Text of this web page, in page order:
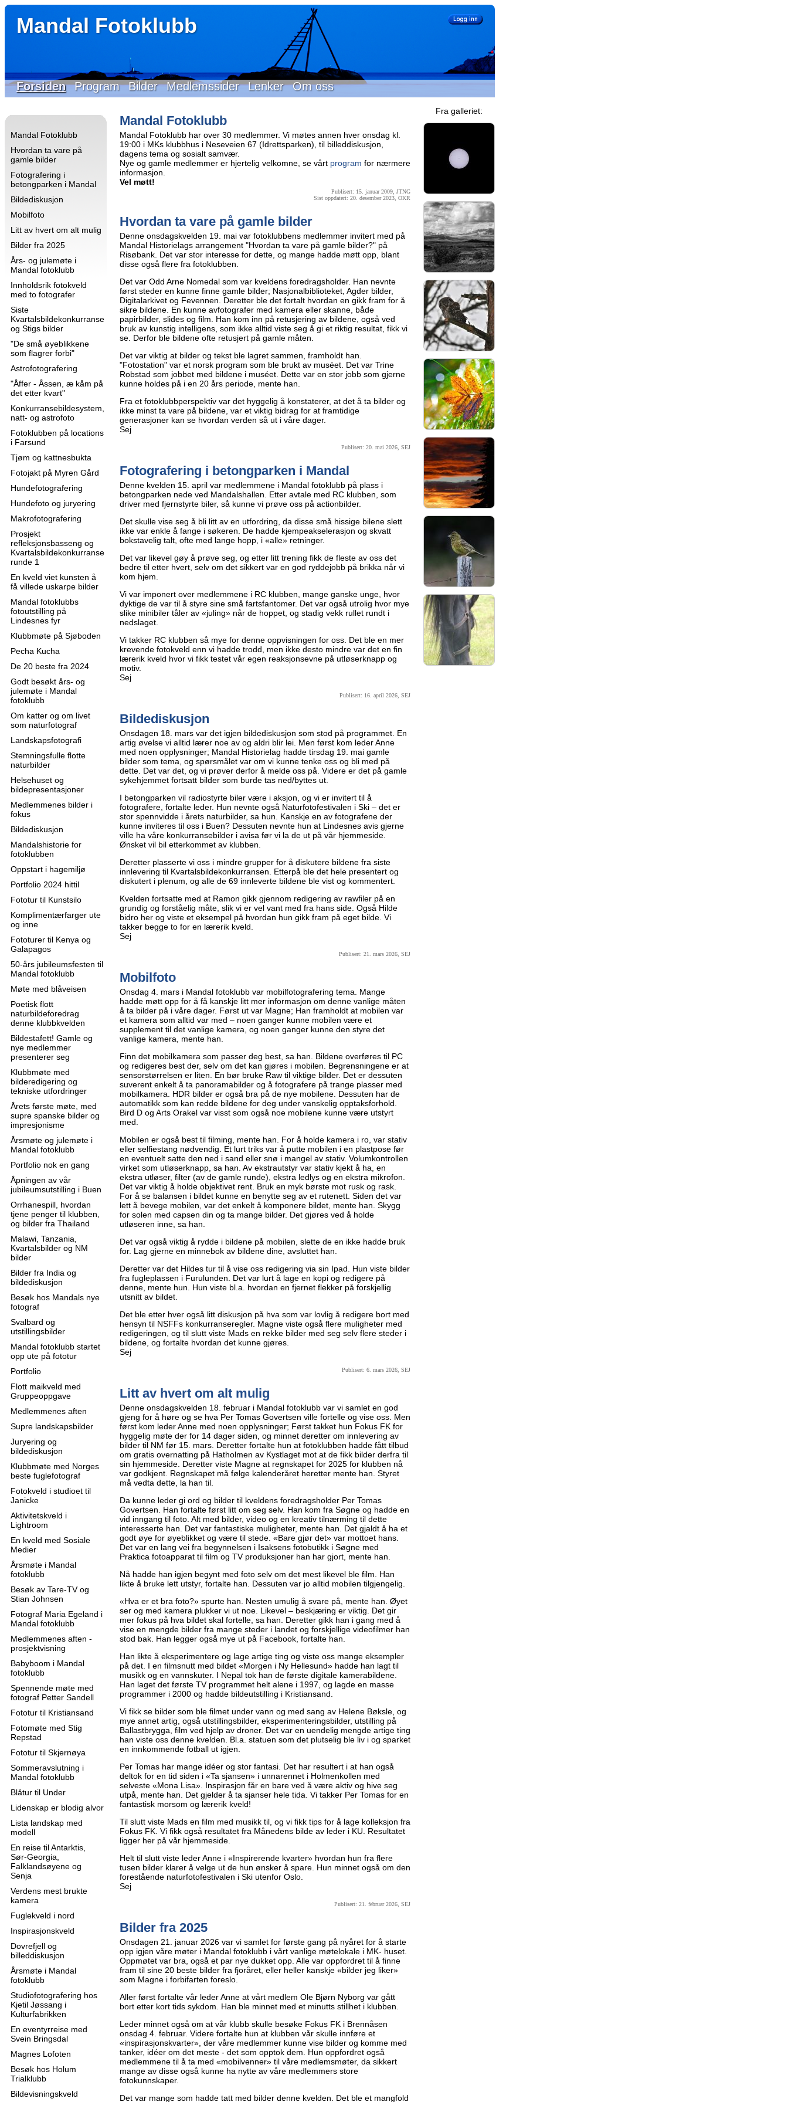
Mandal Fotoklubb
Forsiden Program Bilder Medlemssider Lenker Om oss
Mandal Fotoklubb
Hvordan ta vare på
gamle bilder
Fotografering i
betongparken i Mandal
Bildediskusjon
Mobilfoto
Litt av hvert om alt mulig
Bilder fra 2025
Års- og julemøte i
Mandal fotoklubb
Innholdsrik fotokveld
med to fotografer
Siste
Kvartalsbildekonkurranse
og Stigs bilder
"De små øyeblikkene
som flagrer forbi"
Astrofotografering
"Åffer - Åssen, æ kåm på
det etter kvart"
Konkurransebildesystem,
natt- og astrofoto
Fotoklubben på locations
i Farsund
Tjøm og kattnesbukta
Fotojakt på Myren Gård
Hundefotografering
Hundefoto og juryering
Makrofotografering
Prosjekt
refleksjonsbasseng og
Kvartalsbildekonkurranse
runde 1
En kveld viet kunsten å
få villede uskarpe bilder
Mandal fotoklubbs
fotoutstilling på
Lindesnes fyr
Klubbmøte på Sjøboden
Pecha Kucha
De 20 beste fra 2024
Godt besøkt års- og
julemøte i Mandal
fotoklubb
Om katter og om livet
som naturfotograf
Landskapsfotografi
Stemningsfulle flotte
naturbilder
Helsehuset og
bildepresentasjoner
Medlemmenes bilder i
fokus
Bildediskusjon
Mandalshistorie for
fotoklubben
Oppstart i hagemiljø
Portfolio 2024 hittil
Fototur til Kunstsilo
Komplimentærfarger ute
og inne
Fototurer til Kenya og
Galapagos
50-års jubileumsfesten til
Mandal fotoklubb
Møte med blåveisen
Poetisk flott
naturbildeforedrag
denne klubbkvelden
Bildestafett! Gamle og
nye medlemmer
presenterer seg
Klubbmøte med
bilderedigering og
tekniske utfordringer
Årets første møte, med
supre spanske bilder og
impresjonisme
Årsmøte og julemøte i
Mandal fotoklubb
Portfolio nok en gang
Åpningen av vår
jubileumsutstilling i Buen
Orrhanespill, hvordan
tjene penger til klubben,
og bilder fra Thailand
Malawi, Tanzania,
Kvartalsbilder og NM
bilder
Bilder fra India og
bildediskusjon
Besøk hos Mandals nye
fotograf
Svalbard og
utstillingsbilder
Mandal fotoklubb startet
opp ute på fototur
Portfolio
Flott maikveld med
Gruppeoppgave
Medlemmenes aften
Supre landskapsbilder
Juryering og
bildediskusjon
Klubbmøte med Norges
beste fuglefotograf
Fotokveld i studioet til
Janicke
Aktivitetskveld i
Lightroom
En kveld med Sosiale
Medier
Årsmøte i Mandal
fotoklubb
Besøk av Tare-TV og
Stian Johnsen
Fotograf Maria Egeland i
Mandal fotoklubb
Medlemmenes aften -
prosjektvisning
Babyboom i Mandal
fotoklubb
Spennende møte med
fotograf Petter Sandell
Fototur til Kristiansand
Fotomøte med Stig
Repstad
Fototur til Skjernøya
Sommeravslutning i
Mandal fotoklubb
Blåtur til Under
Lidenskap er blodig alvor
Lista landskap med
modell
En reise til Antarktis,
Sør-Georgia,
Falklandsøyene og
Senja
Verdens mest brukte
kamera
Fuglekveld i nord
Inspirasjonskveld
Dovrefjell og
billeddiskusjon
Årsmøte i Mandal
fotoklubb
Studiofotografering hos
Kjetil Jøssang i
Kulturfabrikken
En eventyrreise med
Svein Bringsdal
Magnes Lofoten
Besøk hos Holum
Trialklubb
Bildevisningskveld
Mandal Fotoklubb
Mandal Fotoklubb har over 30 medlemmer. Vi møtes annen hver onsdag kl.
19:00 i MKs klubbhus i Neseveien 67 (Idrettsparken), til billeddiskusjon,
dagens tema og sosialt samvær.
Nye og gamle medlemmer er hjertelig velkomne, se vårt program for nærmere
informasjon.
Vel møtt!
Publisert: 15. januar 2009, JTNG
Sist oppdatert: 20. desember 2023, OKR
Hvordan ta vare på gamle bilder
Denne onsdagskvelden 19. mai var fotoklubbens medlemmer invitert med på
Mandal Historielags arrangement "Hvordan ta vare på gamle bilder?" på
Risøbank. Det var stor interesse for dette, og mange hadde møtt opp, blant
disse også flere fra fotoklubben.
Det var Odd Arne Nomedal som var kveldens foredragsholder. Han nevnte
først steder en kunne finne gamle bilder; Nasjonalbiblioteket, Agder bilder,
Digitalarkivet og Fevennen. Deretter ble det fortalt hvordan en gikk fram for å
sikre bildene. En kunne avfotografer med kamera eller skanne, både
papirbilder, slides og film. Han kom inn på retusjering av bildene, også ved
bruk av kunstig intelligens, som ikke alltid viste seg å gi et riktig resultat, fikk vi
se. Derfor ble bildene ofte retusjert på gamle måten.
Det var viktig at bilder og tekst ble lagret sammen, framholdt han.
"Fotostation" var et norsk program som ble brukt av muséet. Det var Trine
Robstad som jobbet med bildene i muséet. Dette var en stor jobb som gjerne
kunne holdes på i en 20 års periode, mente han.
Fra et fotoklubbperspektiv var det hyggelig å konstaterer, at det å ta bilder og
ikke minst ta vare på bildene, var et viktig bidrag for at framtidige
generasjoner kan se hvordan verden så ut i våre dager.
Sej
Publisert: 20. mai 2026, SEJ
Fotografering i betongparken i Mandal
Denne kvelden 15. april var medlemmene i Mandal fotoklubb på plass i
betongparken nede ved Mandalshallen. Etter avtale med RC klubben, som
driver med fjernstyrte biler, så kunne vi prøve oss på actionbilder.
Det skulle vise seg å bli litt av en utfordring, da disse små hissige bilene slett
ikke var enkle å fange i søkeren. De hadde kjempeakselerasjon og skvatt
bokstavelig talt, ofte med lange hopp, i «alle» retninger.
Det var likevel gøy å prøve seg, og etter litt trening fikk de fleste av oss det
bedre til etter hvert, selv om det sikkert var en god ryddejobb på brikka når vi
kom hjem.
Vi var imponert over medlemmene i RC klubben, mange ganske unge, hvor
dyktige de var til å styre sine små fartsfantomer. Det var også utrolig hvor mye
slike minibiler tåler av «juling» når de hoppet, og stadig vekk rullet rundt i
nedslaget.
Vi takker RC klubben så mye for denne oppvisningen for oss. Det ble en mer
krevende fotokveld enn vi hadde trodd, men ikke desto mindre var det en fin
lærerik kveld hvor vi fikk testet vår egen reaksjonsevne på utløserknapp og
motiv.
Sej
Publisert: 16. april 2026, SEJ
Bildediskusjon
Onsdagen 18. mars var det igjen bildediskusjon som stod på programmet. En
artig øvelse vi alltid lærer noe av og aldri blir lei. Men først kom leder Anne
med noen opplysninger; Mandal Historielag hadde tirsdag 19. mai gamle
bilder som tema, og spørsmålet var om vi kunne tenke oss og bli med på
dette. Det var det, og vi prøver derfor å melde oss på. Videre er det på gamle
sykehjemmet fortsatt bilder som burde tas ned/byttes ut.
I betongparken vil radiostyrte biler være i aksjon, og vi er invitert til å
fotografere, fortalte leder. Hun nevnte også Naturfotofestivalen i Ski – det er
stor spennvidde i årets naturbilder, sa hun. Kanskje en av fotografene der
kunne inviteres til oss i Buen? Dessuten nevnte hun at Lindesnes avis gjerne
ville ha våre konkurransebilder i avisa før vi la de ut på vår hjemmeside.
Ønsket vil bil etterkommet av klubben.
Deretter plasserte vi oss i mindre grupper for å diskutere bildene fra siste
innlevering til Kvartalsbildekonkurransen. Etterpå ble det hele presentert og
diskutert i plenum, og alle de 69 innleverte bildene ble vist og kommentert.
Kvelden fortsatte med at Ramon gikk gjennom redigering av rawfiler på en
grundig og forståelig måte, slik vi er vel vant med fra hans side. Også Hilde
bidro her og viste et eksempel på hvordan hun gikk fram på eget bilde. Vi
takker begge to for en lærerik kveld.
Sej
Publisert: 21. mars 2026, SEJ
Mobilfoto
Onsdag 4. mars i Mandal fotoklubb var mobilfotografering tema. Mange
hadde møtt opp for å få kanskje litt mer informasjon om denne vanlige måten
å ta bilder på i våre dager. Først ut var Magne; Han framholdt at mobilen var
et kamera som alltid var med – noen ganger kunne mobilen være et
supplement til det vanlige kamera, og noen ganger kunne den styre det
vanlige kamera, mente han.
Finn det mobilkamera som passer deg best, sa han. Bildene overføres til PC
og redigeres best der, selv om det kan gjøres i mobilen. Begrensningene er at
sensorstørrelsen er liten. En bør bruke Raw til viktige bilder. Det er dessuten
suverent enkelt å ta panoramabilder og å fotografere på trange plasser med
mobilkamera. HDR bilder er også bra på de nye mobilene. Dessuten har de
automatikk som kan redde bildene for deg under vanskelig opptaksforhold.
Bird D og Arts Orakel var visst som også noe mobilene kunne være utstyrt
med.
Mobilen er også best til filming, mente han. For å holde kamera i ro, var stativ
eller selfiestang nødvendig. Et lurt triks var å putte mobilen i en plastpose før
en eventuelt satte den ned i sand eller snø i mangel av stativ. Volumkontrollen
virket som utløserknapp, sa han. Av ekstrautstyr var stativ kjekt å ha, en
ekstra utløser, filter (av de gamle runde), ekstra ledlys og en ekstra mikrofon.
Det var viktig å holde objektivet rent. Bruk en myk børste mot rusk og rask.
For å se balansen i bildet kunne en benytte seg av et rutenett. Siden det var
lett å bevege mobilen, var det enkelt å komponere bildet, mente han. Skygg
for solen med capsen din og ta mange bilder. Det gjøres ved å holde
utløseren inne, sa han.
Det var også viktig å rydde i bildene på mobilen, slette de en ikke hadde bruk
for. Lag gjerne en minnebok av bildene dine, avsluttet han.
Deretter var det Hildes tur til å vise oss redigering via sin Ipad. Hun viste bilder
fra fugleplassen i Furulunden. Det var lurt å lage en kopi og redigere på
denne, mente hun. Hun viste bl.a. hvordan en fjernet flekker på forskjellig
utsnitt av bildet.
Det ble etter hver også litt diskusjon på hva som var lovlig å redigere bort med
hensyn til NSFFs konkurranseregler. Magne viste også flere muligheter med
redigeringen, og til slutt viste Mads en rekke bilder med seg selv flere steder i
bildene, og fortalte hvordan det kunne gjøres.
Sej
Publisert: 6. mars 2026, SEJ
Litt av hvert om alt mulig
Denne onsdagskvelden 18. februar i Mandal fotoklubb var vi samlet en god
gjeng for å høre og se hva Per Tomas Govertsen ville fortelle og vise oss. Men
først kom leder Anne med noen opplysninger; Først takket hun Fokus FK for
hyggelig møte der for 14 dager siden, og minnet deretter om innlevering av
bilder til NM før 15. mars. Deretter fortalte hun at fotoklubben hadde fått tilbud
om gratis overnatting på Hatholmen av Kystlaget mot at de fikk bilder derfra til
sin hjemmeside. Deretter viste Magne at regnskapet for 2025 for klubben nå
var godkjent. Regnskapet må følge kalenderåret heretter mente han. Styret
må vedta dette, la han til.
Da kunne leder gi ord og bilder til kveldens foredragsholder Per Tomas
Govertsen. Han fortalte først litt om seg selv. Han kom fra Søgne og hadde en
vid inngang til foto. Alt med bilder, video og en kreativ tilnærming til dette
interesserte han. Det var fantastiske muligheter, mente han. Det gjaldt å ha et
godt øye for øyeblikket og være til stede. «Bare gjør det» var mottoet hans.
Det var en lang vei fra begynnelsen i Isaksens fotobutikk i Søgne med
Praktica fotoapparat til film og TV produksjoner han har gjort, mente han.
Nå hadde han igjen begynt med foto selv om det mest likevel ble film. Han
likte å bruke lett utstyr, fortalte han. Dessuten var jo alltid mobilen tilgjengelig.
«Hva er et bra foto?» spurte han. Nesten umulig å svare på, mente han. Øyet
ser og med kamera plukker vi ut noe. Likevel – beskjæring er viktig. Det gir
mer fokus på hva bildet skal fortelle, sa han. Deretter gikk han i gang med å
vise en mengde bilder fra mange steder i landet og forskjellige videofilmer han
stod bak. Han legger også mye ut på Facebook, fortalte han.
Han likte å eksperimentere og lage artige ting og viste oss mange eksempler
på det. I en filmsnutt med bildet «Morgen i Ny Hellesund» hadde han lagt til
musikk og en vannskuter. I Nepal tok han de første digitale kamerabildene.
Han laget det første TV programmet helt alene i 1997, og lagde en masse
programmer i 2000 og hadde bildeutstilling i Kristiansand.
Vi fikk se bilder som ble filmet under vann og med sang av Helene Bøksle, og
mye annet artig, også utstillingsbilder, eksperimenteringsbilder, utstilling på
Ballastbrygga, film ved hjelp av droner. Det var en uendelig mengde artige ting
han viste oss denne kvelden. Bl.a. statuen som det plutselig ble liv i og sparket
en innkommende fotball ut igjen.
Per Tomas har mange idéer og stor fantasi. Det har resultert i at han også
deltok for en tid siden i «Ta sjansen» i unnarennet i Holmenkollen med
selveste «Mona Lisa». Inspirasjon får en bare ved å være aktiv og hive seg
utpå, mente han. Det gjelder å ta sjanser hele tida. Vi takker Per Tomas for en
fantastisk morsom og lærerik kveld!
Til slutt viste Mads en film med musikk til, og vi fikk tips for å lage kolleksjon fra
Fokus FK. Vi fikk også resultatet fra Månedens bilde av leder i KU. Resultatet
ligger her på vår hjemmeside.
Helt til slutt viste leder Anne i «Inspirerende kvarter» hvordan hun fra flere
tusen bilder klarer å velge ut de hun ønsker å spare. Hun minnet også om den
forestående naturfotofestivalen i Ski utenfor Oslo.
Sej
Publisert: 21. februar 2026, SEJ
Bilder fra 2025
Onsdagen 21. januar 2026 var vi samlet for første gang på nyåret for å starte
opp igjen våre møter i Mandal fotoklubb i vårt vanlige møtelokale i MK- huset.
Oppmøtet var bra, også et par nye dukket opp. Alle var oppfordret til å finne
fram til sine 20 beste bilder fra fjoråret, eller heller kanskje «bilder jeg liker»
som Magne i forbifarten foreslo.
Aller først fortalte vår leder Anne at vårt medlem Ole Bjørn Nyborg var gått
bort etter kort tids sykdom. Han ble minnet med et minutts stillhet i klubben.
Leder minnet også om at vår klubb skulle besøke Fokus FK i Brennåsen
onsdag 4. februar. Videre fortalte hun at klubben vår skulle innføre et
«inspirasjonskvarter», der våre medlemmer kunne vise bilder og komme med
tanker, idéer om det meste - det som opptok dem. Hun oppfordret også
medlemmene til å ta med «mobilvenner» til våre medlemsmøter, da sikkert
mange av disse også kunne ha nytte av våre medlemmers store
fotokunnskaper.
Det var mange som hadde tatt med bilder denne kvelden. Det ble et mangfold
Fra galleriet: